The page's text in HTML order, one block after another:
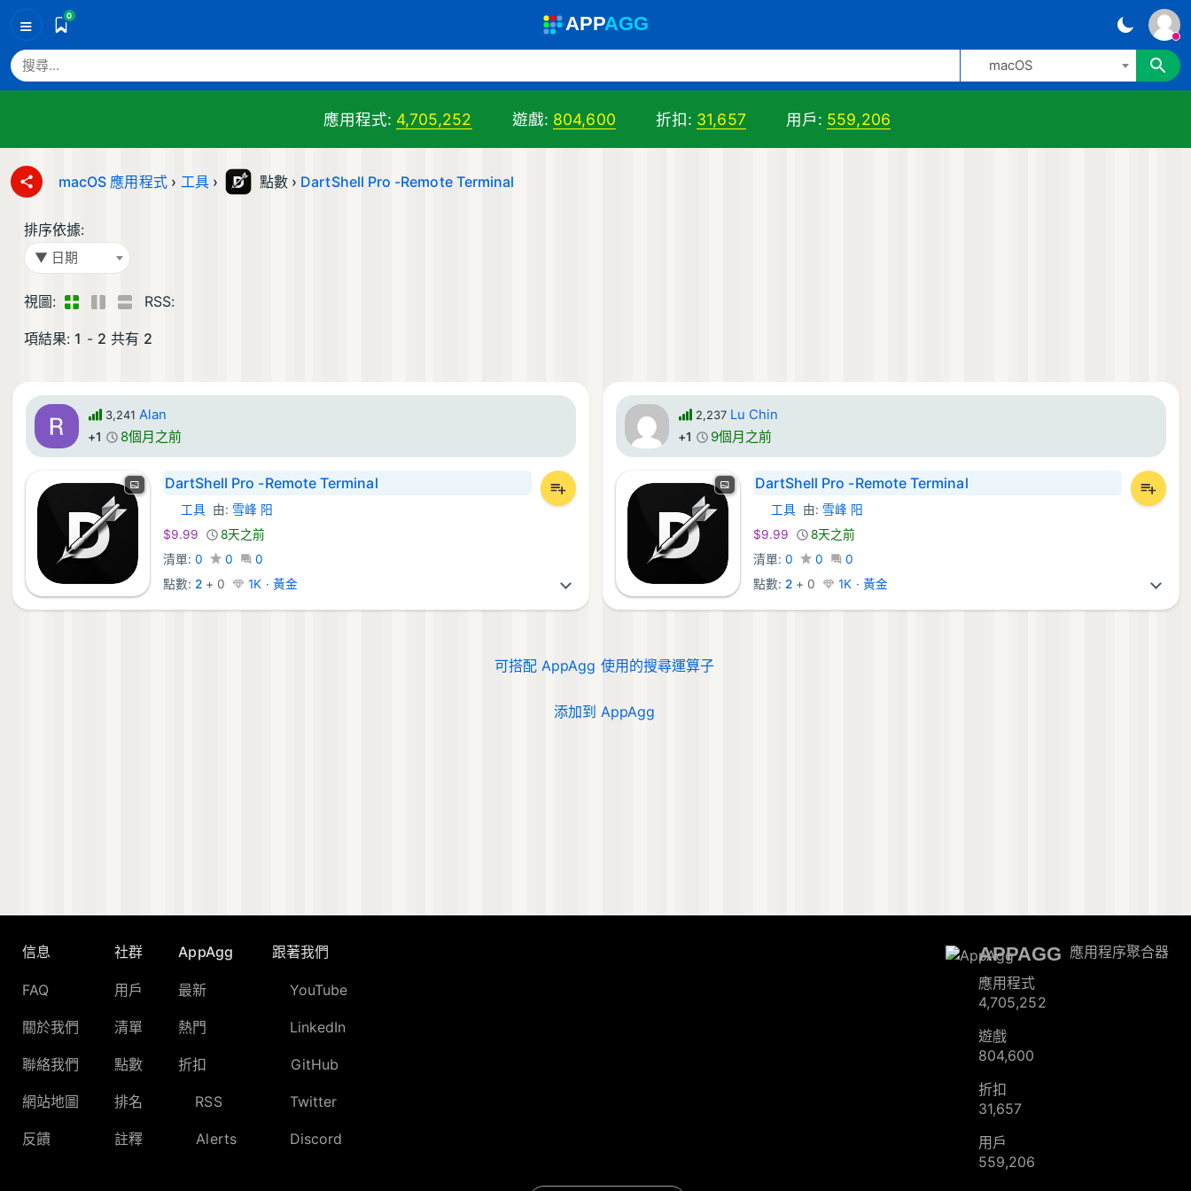
≡ 0 APPAGG
macOS
應用程式: 4,705,252 遊戲: 804,600 折扣: 31,657 用戶: 559,206
macOS 應用程式 › 工具 › 點數 › DartShell Pro -Remote Terminal
排序依據:
▼ 日期
視圖: RSS:
項結果: 1 - 2 共有 2
3,241 Alan
+1 8個月之前
DartShell Pro -Remote Terminal
macOS 應用程式:
工具 由: 雪峰 阳
$9.99
8天之前
清單: 0 0
0
點數: 2+ 0 1K · 黃金
2,237 Lu Chin
+1 9個月之前
DartShell Pro -Remote Terminal
macOS 應用程式:
工具 由: 雪峰 阳
$9.99
8天之前
清單: 0 0
0
點數: 2+ 0 1K · 黃金
可搭配 AppAgg 使用的搜尋運算子
添加到 AppAgg
信息
FAQ
關於我們
聯絡我們
網站地圖
反饋
社群
用戶
清單
點數
排名
註釋
AppAgg
最新
熱門
折扣
RSS
Alerts
跟著我們
YouTube
LinkedIn
GitHub
Twitter
Discord
APPAGG 應用程序聚合器
應用程式
4,705,252
遊戲
804,600
折扣
31,657
用戶
559,206